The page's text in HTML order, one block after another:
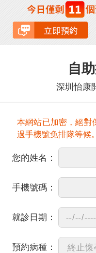
自
深圳怡康
本網站已加密，絕對
過手機號免排隊等候。
您的姓名：
手機號碼：
就診日期：
預約病種：